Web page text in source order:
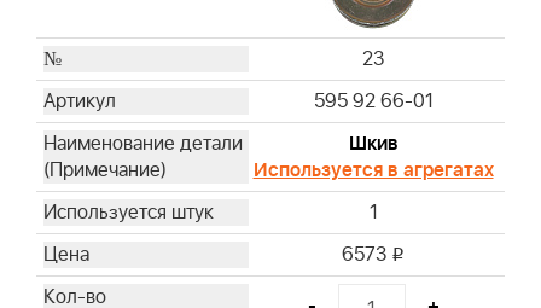
23
595 92 66-01
Шкив
Используется в агрегатах
1
6573 i